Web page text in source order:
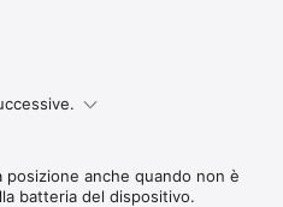
posizione anche quando non è
batteria del dispositivo.